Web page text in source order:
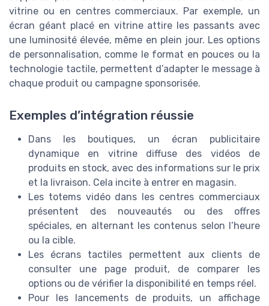
vitrine ou en centres commerciaux. Par exemple, un
écran géant placé en vitrine attire les passants avec
une luminosité élevée, même en plein jour. Les options
de personnalisation, comme le format en pouces ou la
technologie tactile, permettent d’adapter le message à
chaque produit ou campagne sponsorisée.
Exemples d’intégration réussie
Dans les boutiques, un écran publicitaire
dynamique en vitrine diffuse des vidéos de
produits en stock, avec des informations sur le prix
et la livraison. Cela incite à entrer en magasin.
Les totems vidéo dans les centres commerciaux
présentent des nouveautés ou des offres
spéciales, en alternant les contenus selon l’heure
ou la cible.
Les écrans tactiles permettent aux clients de
consulter une page produit, de comparer les
options ou de vérifier la disponibilité en temps réel.
Pour les lancements de produits, un affichage